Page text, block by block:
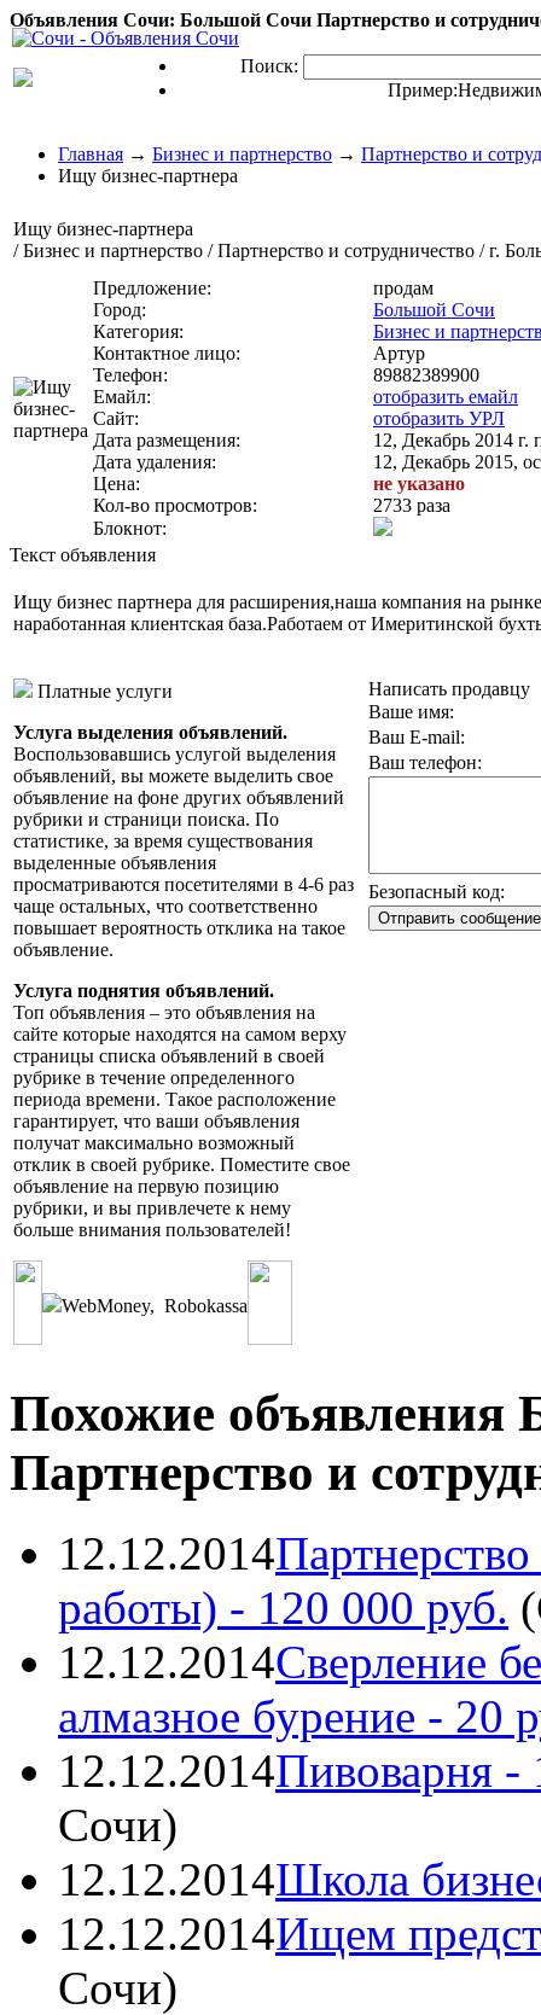
Объявления Сочи: Большой Сочи Партнерство и
Поиск:
Пример:
Главная → Бизнес и партнерство → Партнерство и
Ищу бизнес-партнера
Ищу бизнес-партнера
/ Бизнес и партнерство / Партнерство и сотрудничество / г.
Предложение:
продам
Город:
Большой Сочи
Категория:
Бизнес и
Контактное лицо:
Артур
Телефон:
89882389900
Емайл:
отобразить емайл
Сайт:
отобразить УРЛ
Дата размещения:
12, Декабрь 2014 г.
Дата удаления:
12, Декабрь 2015,
Цена:
не указано
Кол-во просмотров:
2733 раза
Блокнот:
Текст объявления
Ищу бизнес партнера для расширения,наша компания на
наработанная клиентская база.Работаем от Имеритинской
Платные услуги
Услуга выделения объявлений.
Воспользовавшись услугой выделения
объявлений, вы можете выделить свое
объявление на фоне других объявлений
рубрики и страници поиска. По
статистике, за время существования
выделенные объявления
просматриваются посетителями в 4-6 раз
чаще остальных, что соответственно
повышает вероятность отклика на такое
объявление.
Услуга поднятия объявлений.
Топ объявления – это объявления на
сайте которые находятся на самом верху
страницы списка объявлений в своей
рубрике в течение определенного
периода времени. Такое расположение
гарантирует, что ваши объявления
получат максимально возможный
отклик в своей рубрике. Поместите свое
объявление на первую позицию
рубрики, и вы привлечете к нему
больше внимания пользователей!
WebMoney, Robokassa
Написать продавцу
Ваше имя:
Ваш E-mail:
Ваш телефон:
Безопасный код:
Похожие объявления
Партнерство и
12.12.2014Партнерство
работы) - 120 000 руб. (
12.12.2014Сверление
алмазное бурение - 20
12.12.2014Пивоварня -
Сочи)
12.12.2014Школа
12.12.2014Ищем
Сочи)